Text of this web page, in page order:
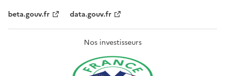
beta.gouv.fr
data.gouv.fr
Nos investisseurs